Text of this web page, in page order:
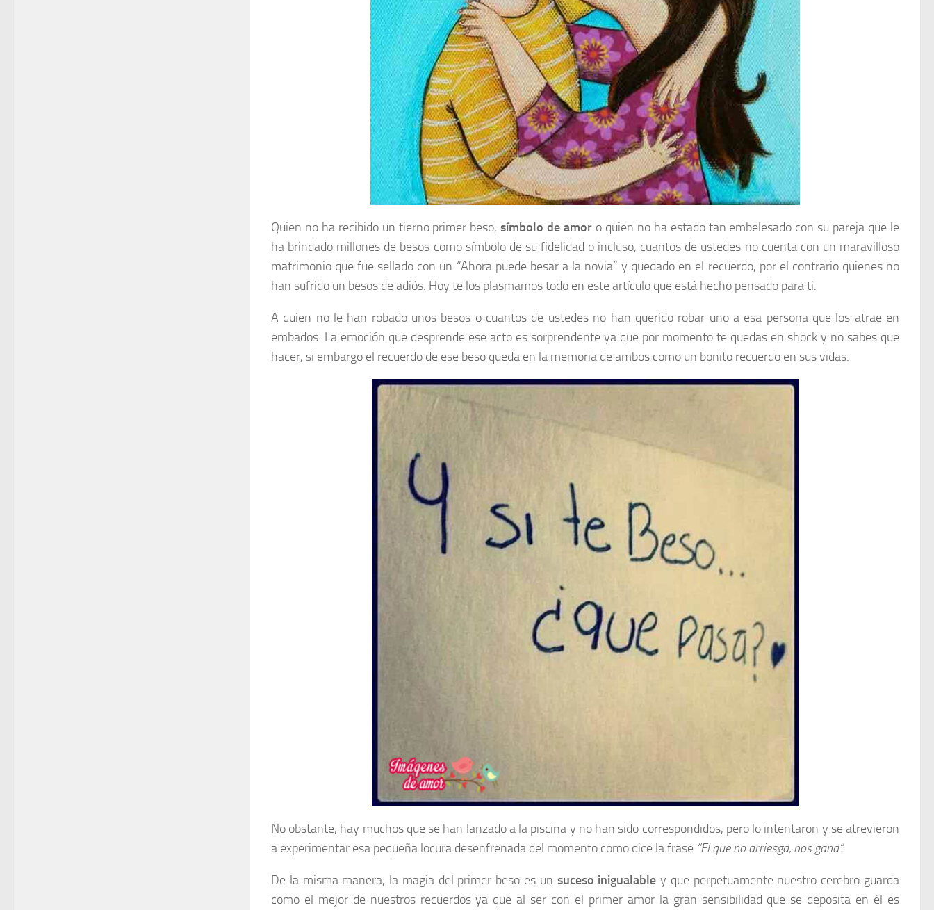
Quien no ha recibido un tierno primer beso,símbolo de amor o quien no ha estado tan embelesado con su pareja que le
ha brindado millones de besos como símbolo de su fidelidad o incluso, cuantos de ustedes no cuenta con un maravilloso
matrimonio que fue sellado con un “Ahora puede besar a la novia” y quedado en el recuerdo, por el contrario quienes no
han sufrido un besos de adiós. Hoy te los plasmamos todo en este artículo que está hecho pensado para ti.
A quien no le han robado unos besos o cuantos de ustedes no han querido robar uno a esa persona que los atrae en
embados. La emoción que desprende ese acto es sorprendente ya que por momento te quedas en shock y no sabes que
hacer, si embargo el recuerdo de ese beso queda en la memoria de ambos como un bonito recuerdo en sus vidas.
No obstante, hay muchos que se han lanzado a la piscina y no han sido correspondidos, pero lo intentaron y se atrevieron
a experimentar esa pequeña locura desenfrenada del momento como dice la frase “El que no arriesga, nos gana”.
De la misma manera, la magia del primer beso es un suceso inigualable y que perpetuamente nuestro cerebro guarda
como el mejor de nuestros recuerdos ya que al ser con el primer amor la gran sensibilidad que se deposita en él es